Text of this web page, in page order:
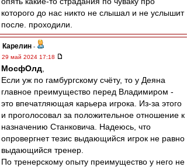
которого до нас никто не слышал и не услышит
после. проходили.
Карелин -
29 май 2024 17:18
МосфОлд
Если уж по гамбургскому счёту, то у Деяна
главное преимущество перед Владимиром -
это впечатляющая карьера игрока. Из-за этого
и проголосовал за положительное отношение к
назначению Станковича. Надеюсь, что
опровергнет тезис выдающийся игрок не равно
выдающийся тренер.
По тренерскому опыту преимущество у него не